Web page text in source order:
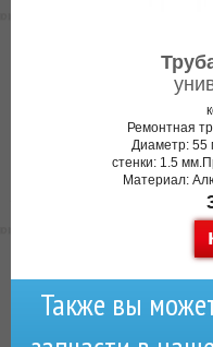
Ремонтная
Диаметр: 55
стенки: 1.5
Материал:
Также вы